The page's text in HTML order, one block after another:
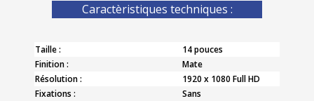
Caractèristiques techniques :
Taille :
14 pouces
Finition :
Mate
Résolution :
1920 x 1080 Full HD
Fixations :
Sans